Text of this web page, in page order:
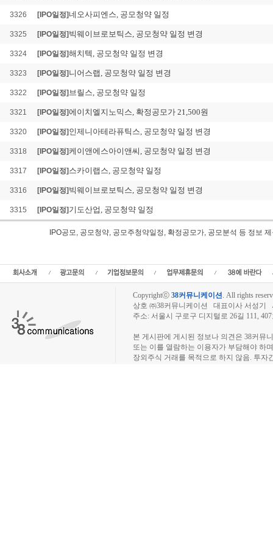
3326 [IPO일정]네오사피엔스, 공모청약 일정
3325 [IPO일정] 빅웨이브로보틱스, 공모청약 일정 변경
3324 [IPO일정]해치텍, 공모청약 일정 변경
3323 [IPO일정] 니어스랩, 공모청약 일정 변경
3322 [IPO일정] 브릴스, 공모청약 일정
3321 [IPO일정]에이치엘지노믹스, 확정공모가 21,500원
3320 [IPO일정] 인제니아테라퓨틱스, 공모청약 일정 변경
3318 [IPO일정] 케이앤에스아이앤씨, 공모청약 일정 변경
3317 [IPO일정] 스카이랩스, 공모청약 일정
3316 [IPO일정] 빅웨이브로보틱스, 공모청약 일정 변경
3315 [IPO일정] 기도산업, 공모청약 일정
IPO공모, 공모청약, 공모주청약일정, 확정공모가, 공모분석 등 정
Copyrightⓒ 38커뮤니케이션. All rights
상호 ㈜38커뮤니케이션 대표이사 서성기
주소: 서울시 구로구 디지털로 26길 111,
본 게시판에 게시된 정보나 의견은 38커뮤
또는 이를 열람하는 이용자가 부담해야 하
장외주식 거래를 목적으로 하지 않음. 투